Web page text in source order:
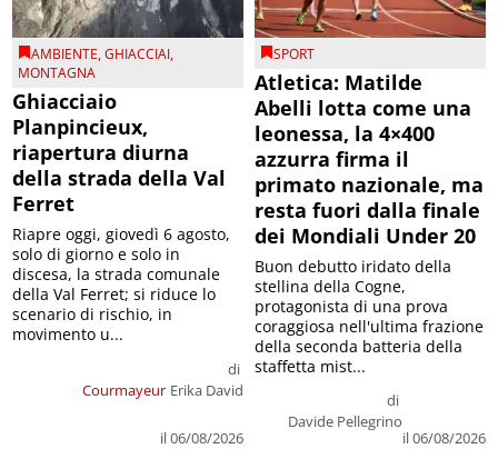
AMBIENTE,GHIACCIAI,
MONTAGNA
Ghiacciaio
Planpincieux,
riapertura diurna
della strada della Val
Ferret
Courmayeur
di
Erika David
il 06/08/2026
Riapre oggi, giovedì 6 agosto,
solo di giorno e solo in
discesa, la strada comunale
della Val Ferret; si riduce lo
scenario di rischio, in
movimento u...
SPORT
Atletica: Matilde
Abelli lotta come una
leonessa, la 4×400
azzurra firma il
primato nazionale, ma
resta fuori dalla finale
dei Mondiali Under 20
di
Davide Pellegrino
il 06/08/2026
Buon debutto iridato della
stellina della Cogne,
protagonista di una prova
coraggiosa nell'ultima frazione
della seconda batteria della
staffetta mist...